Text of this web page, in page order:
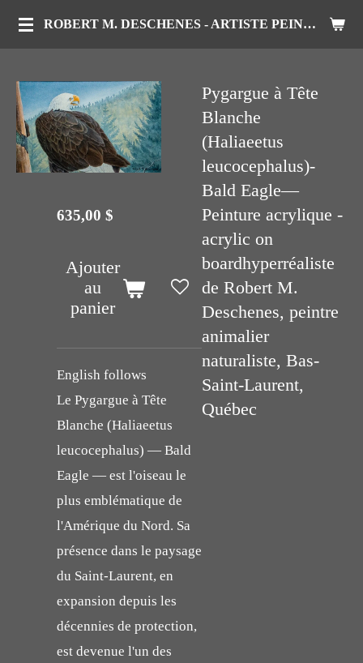
Passer
au
principal
ROBERT M. DESCHENES - ARTISTE PEINTRE ANIMALIER
Pygargue à Tête
Blanche
(Haliaeetus
leucocephalus)-
Bald Eagle—
Peinture acrylique -
acrylic on
boardhyperréaliste
de Robert M.
Deschenes, peintre
animalier
naturaliste, Bas-
Saint-Laurent,
Québec
635,00 $
Ajouter
au
panier
English follows
Le Pygargue à Tête
Blanche (Haliaeetus
leucocephalus) — Bald
Eagle — est l'oiseau le
plus emblématique de
l'Amérique du Nord. Sa
présence dans le paysage
du Saint-Laurent, en
expansion depuis les
décennies de protection,
est devenue l'un des